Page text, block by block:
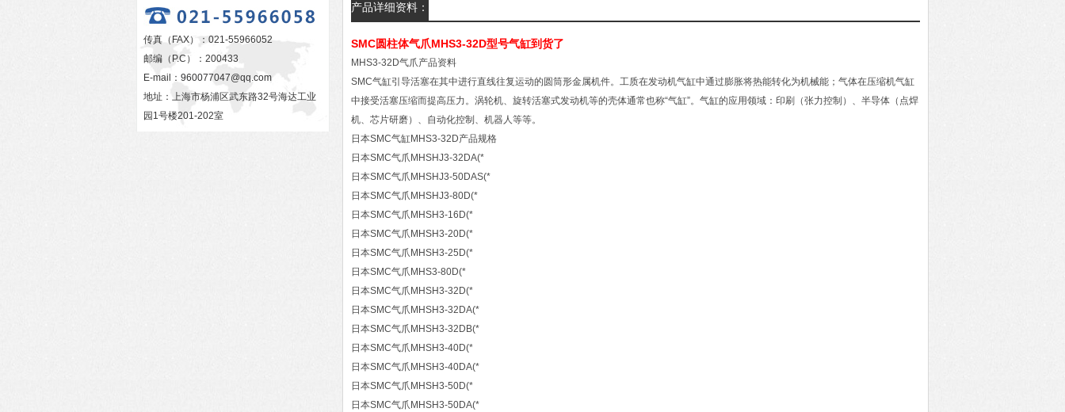
传真（FAX）：021-55966052
邮编（P.C）：200433
E-mail： 960077047@qq.com
地址：上海市杨浦区武东路32号海达工业
园1号楼201-202室
产品详细资料：
SMC圆柱体气爪MHS3-32D型号气缸到货了
MHS3-32D气爪产品资料
SMC气缸引导活塞在其中进行直线往复运动的圆筒形金属机件。工质在发动机气缸中通过膨胀将热能转化为机械能；气体在压缩机气缸
中接受活塞压缩而提高压力。涡轮机、旋转活塞式发动机等的壳体通常也称“气缸”。气缸的应用领域：印刷（张力控制）、半导体（点焊
机、芯片研磨）、自动化控制、机器人等等。
日本SMC气缸MHS3-32D产品规格
日本SMC气爪MHSHJ3-32DA(*
日本SMC气爪MHSHJ3-50DAS(*
日本SMC气爪MHSHJ3-80D(*
日本SMC气爪MHSH3-16D(*
日本SMC气爪MHSH3-20D(*
日本SMC气爪MHSH3-25D(*
日本SMC气爪MHS3-80D(*
日本SMC气爪MHSH3-32D(*
日本SMC气爪MHSH3-32DA(*
日本SMC气爪MHSH3-32DB(*
日本SMC气爪MHSH3-40D(*
日本SMC气爪MHSH3-40DA(*
日本SMC气爪MHSH3-50D(*
日本SMC气爪MHSH3-50DA(*